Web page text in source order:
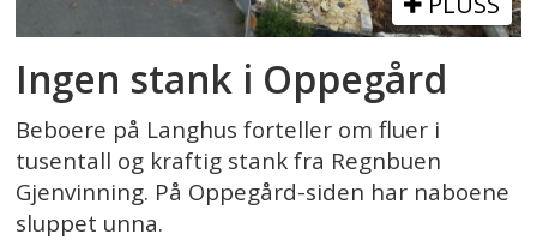
Ingen stank i Oppegård
Beboere på Langhus forteller om fluer i
tusentall og kraftig stank fra Regnbuen
Gjenvinning. På Oppegård-siden har naboene
sluppet unna.